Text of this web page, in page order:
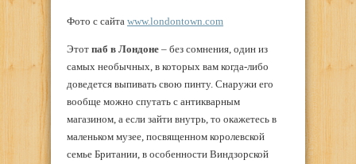
Фото с сайта www.londontown.com
Этот паб в Лондоне – без сомнения, один из
самых необычных, в которых вам когда-либо
доведется выпивать свою пинту. Снаружи его
вообще можно спутать с антикварным
магазином, а если зайти внутрь, то окажетесь в
маленьком музее, посвященном королевской
семье Британии, в особенности Виндзорской